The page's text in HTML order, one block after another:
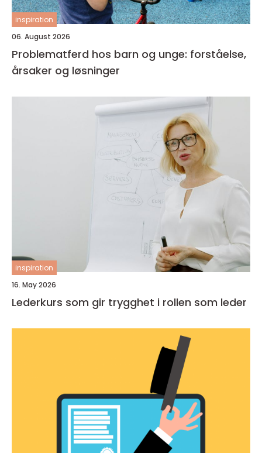
inspiration
06. August 2026
Problematferd hos barn og unge: forståelse,
årsaker og løsninger
inspiration
16. May 2026
Lederkurs som gir trygghet i rollen som leder